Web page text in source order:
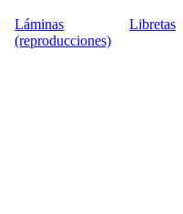
Láminas
(reproducciones)
Libretas